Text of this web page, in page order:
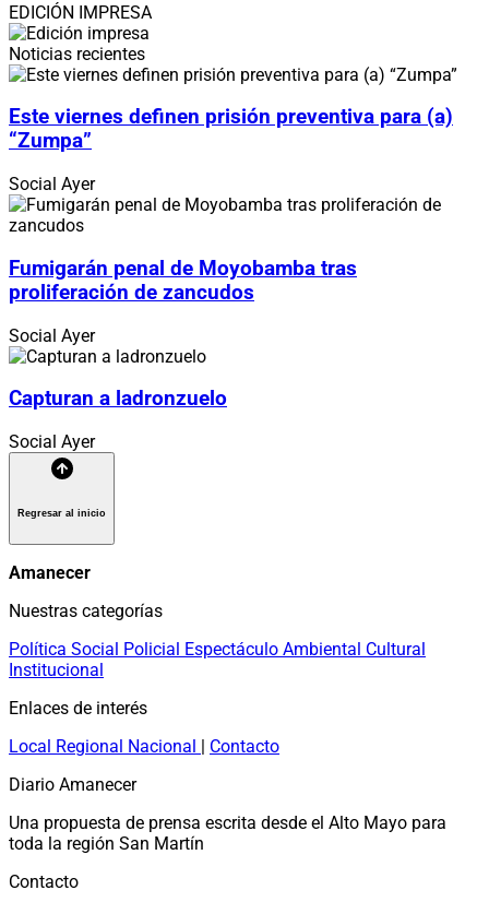
EDICIÓN IMPRESA
Noticias recientes
Este viernes definen prisión preventiva para (a)
“Zumpa”
Social Ayer
Fumigarán penal de Moyobamba tras
proliferación de zancudos
Social Ayer
Capturan a ladronzuelo
Social Ayer
Regresar al inicio
Amanecer
Nuestras categorías
Política Social Policial Espectáculo Ambiental Cultural
Institucional
Enlaces de interés
Local Regional Nacional | Contacto
Diario Amanecer
Una propuesta de prensa escrita desde el Alto Mayo para
toda la región San Martín
Contacto